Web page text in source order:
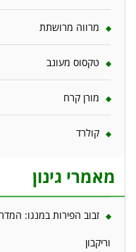
מרווה מרושתת
טקסוס מעונב
מורן קרח
קולרד
מאמרי גינון
זבוב הפירות במנגו:
וריקבון